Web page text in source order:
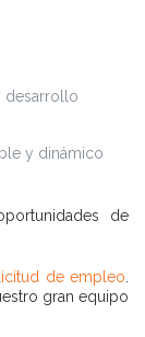
desarrollo
y dinámico
de
de empleo
gran equipo